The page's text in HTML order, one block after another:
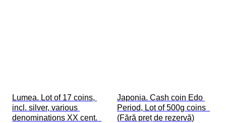
Lumea. Lot of 17 coins,
incl. silver, various
denominations XX cent.
Japonia. Cash coin Edo
Period, Lot of 500g coins
(Fără preț de rezervă)